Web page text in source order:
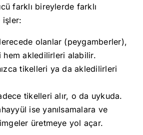
farklı bireylerde farklı
işler:
olanlar (peygamberler),
hem akledilirleri alabilir.
tikelleri ya da akledilirleri
tikelleri alır, o da uykuda.
ise yanılsamalara ve
üretmeye yol açar.